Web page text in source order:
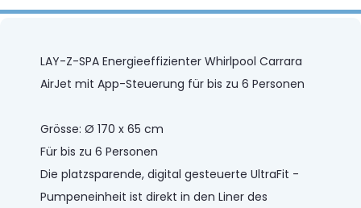
LAY-Z-SPA Energieeffizienter Whirlpool Carrara
AirJet mit App-Steuerung für bis zu 6 Personen
Grösse: Ø 170 x 65 cm
Für bis zu 6 Personen
Die platzsparende, digital gesteuerte UltraFit -
Pumpeneinheit ist direkt in den Liner des